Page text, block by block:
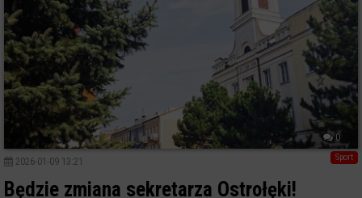
0
Sport
2026-01-09 13:21
Będzie zmiana sekretarza Ostrołęki!